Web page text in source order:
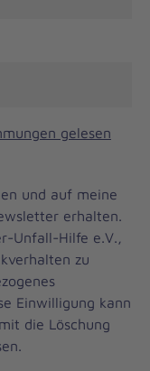
gelesen
und auf meine
erhalten.
Unfall-Hilfe e.V.,
zu
Einwilligung kann
die Löschung